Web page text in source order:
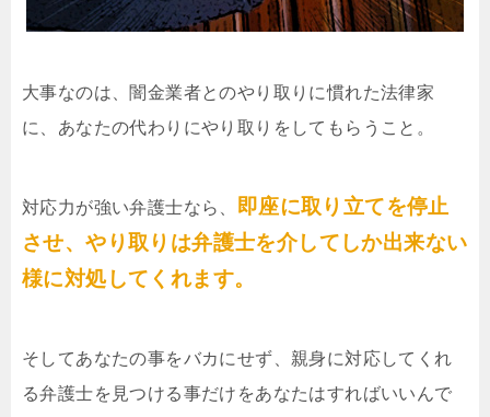
大事なのは、闇金業者とのやり取りに慣れた法律家
に、あなたの代わりにやり取りをしてもらうこと。
対応力が強い弁護士なら、 即座に取り立てを停止
させ、やり取りは弁護士を介してしか出来ない
様に対処してくれます。
そしてあなたの事をバカにせず、親身に対応してくれ
る弁護士を見つける事だけをあなたはすればいいんで